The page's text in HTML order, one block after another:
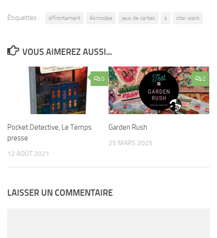
Étiquettes : affrontement Asmodee jeux de cartes s star wars
VOUS AIMEREZ AUSSI...
0
Pocket Detective, Le Temps
presse
12 AOÛT 2021
2
Garden Rush
25 MARS 2025
LAISSER UN COMMENTAIRE